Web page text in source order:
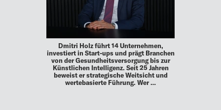
Dmitri Holz führt 14 Unternehmen,
investiert in Start-ups und prägt Branchen
von der Gesundheitsversorgung bis zur
Künstlichen Intelligenz. Seit 25 Jahren
beweist er strategische Weitsicht und
wertebasierte Führung. Wer …